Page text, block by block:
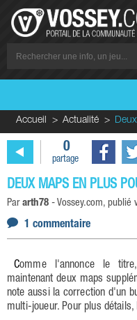
Accueil Actualité
0
partage
DEUX MAPS EN PLUS
Par arth78 - Vossey.com, publié
1 commentaire
Comme l'annonce le
maintenant deux maps
note aussi la correction d'un
multi-joueur. Pour plus